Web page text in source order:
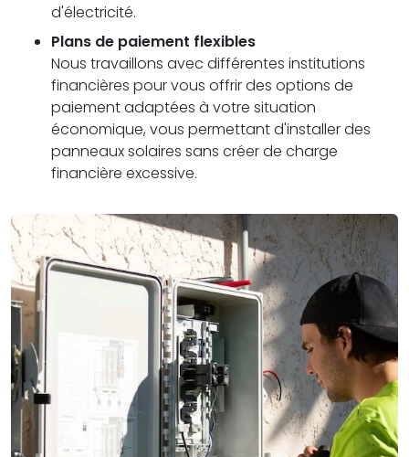
d'électricité.
Plans de paiement flexibles
Nous travaillons avec différentes institutions
financières pour vous offrir des options de
paiement adaptées à votre situation
économique, vous permettant d'installer des
panneaux solaires sans créer de charge
financière excessive.